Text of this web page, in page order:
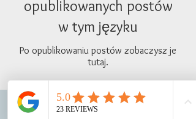
opublikowanych postów
w tym języku
Po opublikowaniu postów zobaczysz je
tutaj.